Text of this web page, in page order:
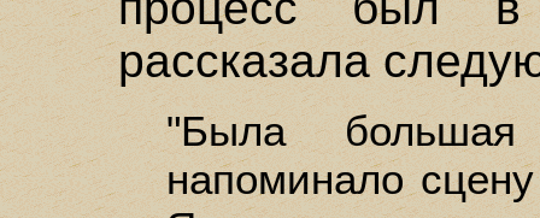
рассказала
"Была
напоминало